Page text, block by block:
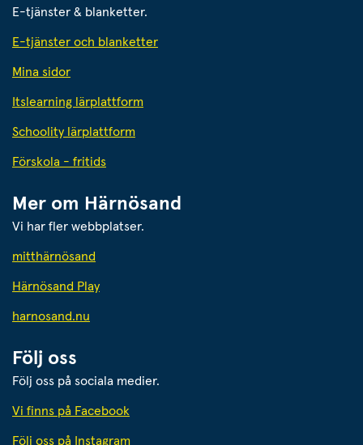
E-tjänster & blanketter.
E-tjänster och blanketter
Mina sidor
Itslearning lärplattform
Schoolity lärplattform
Förskola - fritids
Mer om Härnösand
Vi har fler webbplatser.
mitthärnösand
Härnösand Play
harnosand.nu
Följ oss
Följ oss på sociala medier.
Vi finns på Facebook
Följ oss på Instagram